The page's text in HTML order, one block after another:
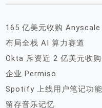
165 亿美元收购
布局全栈 AI 算力赛道
Okta 斥资近 2 亿美元收
企业 Permiso
Spotify 上线用户笔记功
留存音乐记忆